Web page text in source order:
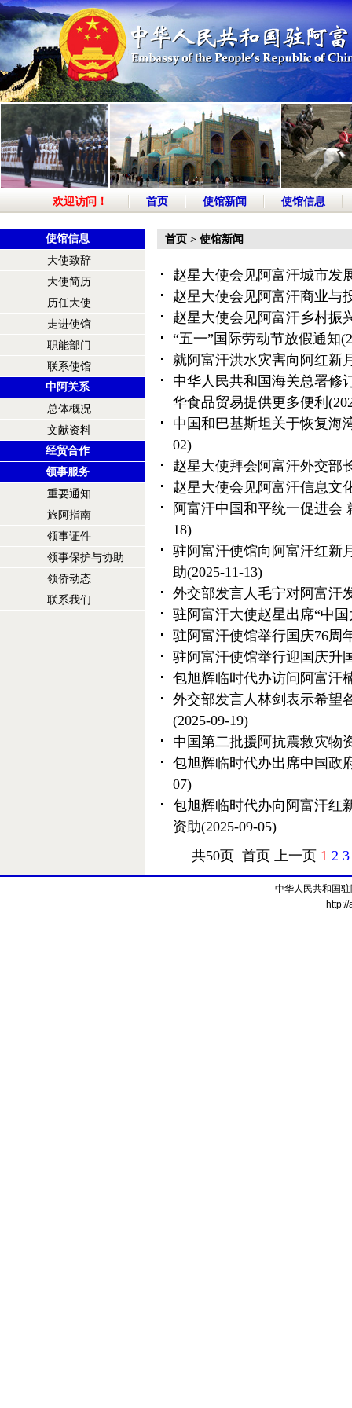
欢迎访问！ 首页 使馆新闻 使馆信息
使馆信息
大使致辞
大使简历
历任大使
走进使馆
职能部门
联系使馆
中阿关系
总体概况
文献资料
经贸合作
领事服务
重要通知
旅阿指南
领事证件
领事保护与协助
领侨动态
联系我们
首页 > 使馆新闻
赵星大使会见阿富汗城市发
赵星大使会见阿富汗商业与
赵星大使会见阿富汗乡村振
“五一”国际劳动节放假通知
就阿富汗洪水灾害向阿红新
中华人民共和国海关总署修
华食品贸易提供更多便利
中国和巴基斯坦关于恢复海
02)
赵星大使拜会阿富汗外交部
赵星大使会见阿富汗信息文
阿富汗中国和平统一促进会
18)
驻阿富汗使馆向阿富汗红新
助(2025-11-13)
外交部发言人毛宁对阿富汗
驻阿富汗大使赵星出席“中
驻阿富汗使馆举行国庆76周
驻阿富汗使馆举行迎国庆升
包旭辉临时代办访问阿富汗
外交部发言人林剑表示希望
(2025-09-19)
中国第二批援阿抗震救灾物
包旭辉临时代办出席中国政
07)
包旭辉临时代办向阿富汗红
资助(2025-09-05)
共50页 首页 上一页 1 2 3
中华人民共和国